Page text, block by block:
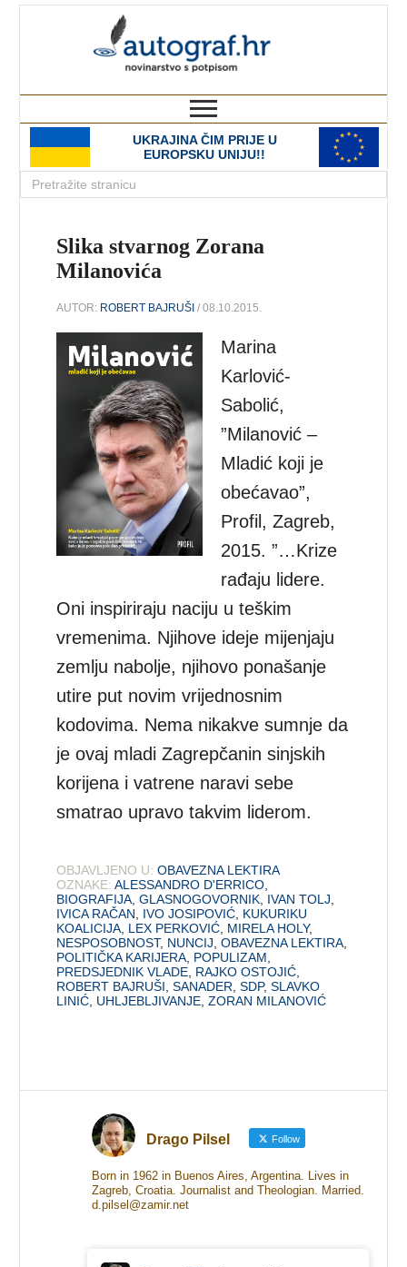
UKRAJINA ČIM PRIJE U
EUROPSKU UNIJU!!
Slika stvarnog Zorana
Milanovića
AUTOR: ROBERT BAJRUŠI / 08.10.2015.
Marina
Karlović-
Sabolić,
”Milanović –
Mladić koji je
obećavao”,
Profil, Zagreb,
2015. ”…Krize
rađaju lidere.
Oni inspiriraju naciju u teškim
vremenima. Njihove ideje mijenjaju
zemlju nabolje, njihovo ponašanje
utire put novim vrijednosnim
kodovima. Nema nikakve sumnje da
je ovaj mladi Zagrepčanin sinjskih
korijena i vatrene naravi sebe
smatrao upravo takvim liderom.
OBJAVLJENO U: OBAVEZNA LEKTIRA
OZNAKE: ALESSANDRO D'ERRICO
BIOGRAFIJA ,GLASNOGOVORNIK IVAN TOLJ
IVICA RAČAN
IVO JOSIPOVIĆ KUKURIKU
KOALICIJA LEX PERKOVIĆ MIRELA HOLY,
NESPOSOBNOST, NUNCIJ ,OBAVEZNA LEKTIRA
POLITIČKA KARIJERA POPULIZAM
PREDSJEDNIK VLADE RAJKO OSTOJIĆ
ROBERT BAJRUŠI ,SANADER ,SDP,SLAVKO
LINIĆ UHLJEBLJIVANJE ,ZORAN MILANOVIĆ
Drago Pilsel Follow
Born in 1962 in Buenos Aires, Argentina. Lives in
Zagreb, Croatia. Journalist and Theologian. Married.
d.pilsel@zamir.net